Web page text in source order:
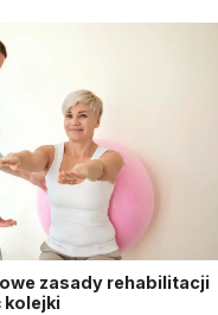
zasady rehabilitacji
kolejki